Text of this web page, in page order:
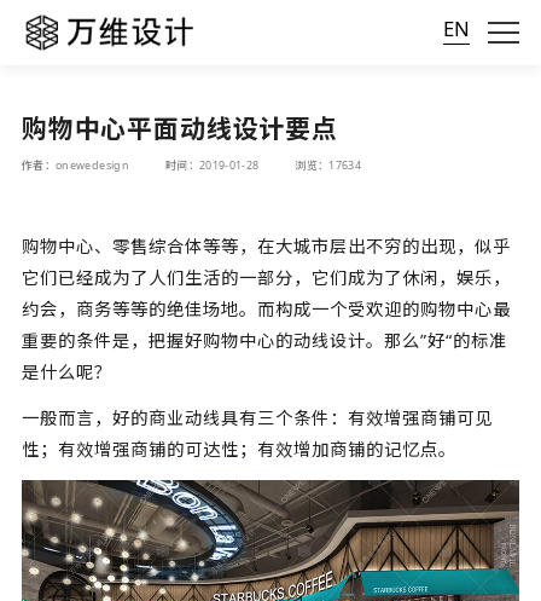
EN
购物中心平面动线设计要点
作者：onewedesign 时间：2019-01-28 浏览：17634
购物中心、零售综合体等等，在大城市层出不穷的出现，似乎
它们已经成为了人们生活的一部分，它们成为了休闲，娱乐，
约会，商务等等的绝佳场地。而构成一个受欢迎的购物中心最
重要的条件是，把握好购物中心的动线设计。那么”好“的标准
是什么呢？
一般而言，好的商业动线具有三个条件：有效增强商铺可见
性；有效增强商铺的可达性；有效增加商铺的记忆点。